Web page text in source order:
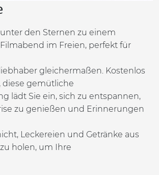
den Sternen zu einem
im Freien, perfekt für
gleichermaßen. Kostenlos
diese gemütliche
lädt Sie ein, sich zu entspannen,
zu genießen und Erinnerungen
Leckereien und Getränke aus
holen, um Ihre